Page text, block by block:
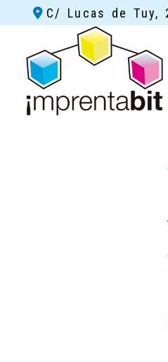
C/ Lucas de Tuy,